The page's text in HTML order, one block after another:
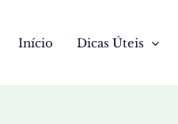
Início Dicas Úteis